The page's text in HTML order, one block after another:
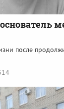
после